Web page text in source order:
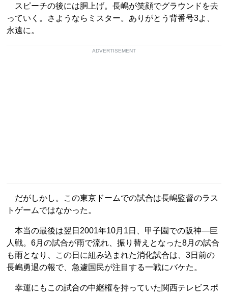
スピーチの後には胴上げ。長嶋が笑顔でグラウンドを去
っていく。さようならミスター。ありがとう背番号3よ、
永遠に。
ADVERTISEMENT
だがしかし。この東京ドームでの試合は長嶋監督のラス
トゲームではなかった。
本当の最後は翌日2001年10月1日、甲子園での阪神―巨
人戦。6月の試合が雨で流れ、振り替えとなった8月の試合
も雨となり、この日に組み込まれた消化試合は、3日前の
長嶋勇退の報で、急遽国民が注目する一戦にバケた。
幸運にもこの試合の中継権を持っていた関西テレビスポ